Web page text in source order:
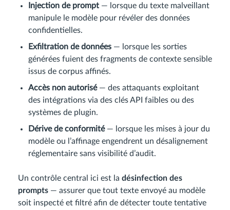
Injection de prompt — lorsque du texte malveillant
manipule le modèle pour révéler des données
confidentielles.
Exfiltration de données — lorsque les sorties
générées fuient des fragments de contexte sensible
issus de corpus affinés.
Accès non autorisé— des attaquants exploitant
des intégrations via des clés API faibles ou des
systèmes de plugin.
Dérive de conformité— lorsque les mises à jour du
modèle ou l’affinage engendrent un désalignement
réglementaire sans visibilité d’audit.
Un contrôle central ici est la désinfection des
prompts — assurer que tout texte envoyé au modèle
soit inspecté et filtré afin de détecter toute tentative